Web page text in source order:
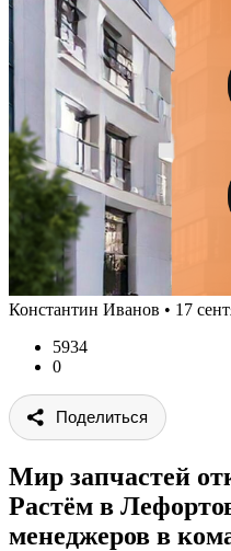
Константин Иванов • 17
5934
0
Поделиться
Мир запчастей
Растём в
менеджеров в